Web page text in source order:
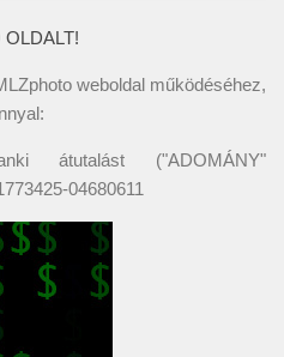
weboldal működéséhez,
átutalást ("ADOMÁNY"
04680611